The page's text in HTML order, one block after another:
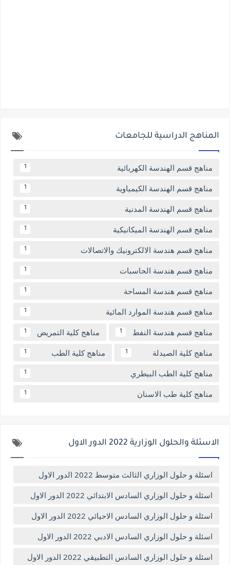
المناهج الدراسية للجامعات
مناهج قسم الهندسة الكهربائية 1
مناهج قسم الهندسة الكيمياوية 1
مناهج قسم الهندسة المدنية 1
مناهج قسم الهندسة الميكانيكية 1
مناهج قسم هندسة الالكترونيك والاتصالات 1
مناهج قسم هندسة الحاسبات 1
مناهج قسم هندسة المساحة 1
مناهج قسم هندسة الموارد المائية 1
مناهج قسم هندسة النفط 1 مناهج كلية التمريض 1
مناهج كلية الصيدلة 1 مناهج كلية الطب 1
مناهج كلية الطب البيطري 1
مناهج كلية طب الاسنان 1
الاسئلة والحلول الوزارية 2022 الدور الاول
اسئلة و حلول الوزاري الثالث متوسط 2022 الدور الاول
اسئلة و حلول الوزاري السادس الابتدائي 2022 الدور الاول
اسئلة و حلول الوزاري السادس الاحيائي 2022 الدور الاول
اسئلة و حلول الوزاري السادس الادبي 2022 الدور الاول
اسئلة و حلول الوزاري السادس التطبيقي 2022 الدور الاول